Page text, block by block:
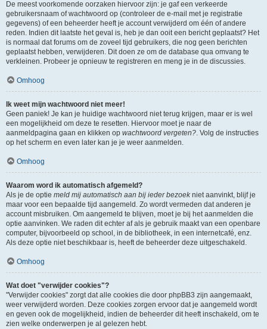
De meest voorkomende oorzaken hiervoor zijn: je gaf een verkeerde
gebruikersnaam of wachtwoord op (controleer de e-mail met je registratie
gegevens) of een beheerder heeft je account verwijderd om één of andere
reden. Indien dit laatste het geval is, heb je dan ooit een bericht geplaatst? Het
is normaal dat forums om de zoveel tijd gebruikers, die nog geen berichten
geplaatst hebben, verwijderen. Dit doen ze om de database qua omvang te
verkleinen. Probeer je opnieuw te registreren en meng je in de discussies.
Omhoog
Ik weet mijn wachtwoord niet meer!
Geen paniek! Je kan je huidige wachtwoord niet terug krijgen, maar er is wel
een mogelijkheid om deze te resetten. Hiervoor moet je naar de
aanmeldpagina gaan en klikken op wachtwoord vergeten?. Volg de instructies
op het scherm en even later kan je je weer aanmelden.
Omhoog
Waarom word ik automatisch afgemeld?
Als je de optie meld mij automatisch aan bij ieder bezoekniet aanvinkt, blijf je
maar voor een bepaalde tijd aangemeld. Zo wordt vermeden dat anderen je
account misbruiken. Om aangemeld te blijven, moet je bij het aanmelden die
optie aanvinken. We raden dit echter af als je gebruik maakt van een openbare
computer, bijvoorbeeld op school, in de bibliotheek, in een internetcafé, enz.
Als deze optie niet beschikbaar is, heeft de beheerder deze uitgeschakeld.
Omhoog
Wat doet "verwijder cookies"?
"Verwijder cookies" zorgt dat alle cookies die door phpBB3 zijn aangemaakt,
weer verwijderd worden. Deze cookies zorgen ervoor dat je aangemeld wordt
en geven ook de mogelijkheid, indien de beheerder dit heeft inschakeld, om te
zien welke onderwerpen je al gelezen hebt.